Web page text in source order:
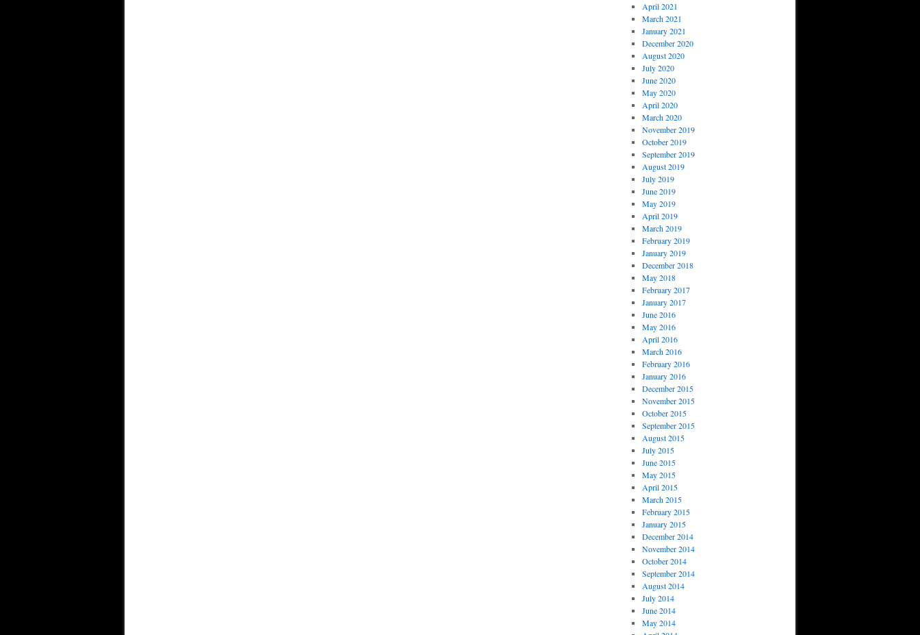
April 2021
March 2021
January 2021
December 2020
August 2020
July 2020
June 2020
May 2020
April 2020
March 2020
November 2019
October 2019
September 2019
August 2019
July 2019
June 2019
May 2019
April 2019
March 2019
February 2019
January 2019
December 2018
May 2018
February 2017
January 2017
June 2016
May 2016
April 2016
March 2016
February 2016
January 2016
December 2015
November 2015
October 2015
September 2015
August 2015
July 2015
June 2015
May 2015
April 2015
March 2015
February 2015
January 2015
December 2014
November 2014
October 2014
September 2014
August 2014
July 2014
June 2014
May 2014